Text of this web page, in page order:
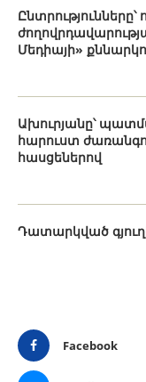
Ընտրությունները՝
Մեդիայի»
Ախուրյանը՝
հարուստ
հասցեներով
Դատարկված
Facebook